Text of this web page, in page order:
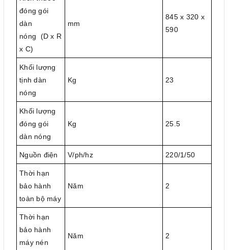
đóng gói
dàn
nóng (D x R
x C)
mm
845 x 320 x
590
Khối lượng
tịnh dàn
nóng
Kg 23
Khối lượng
đóng gói
dàn nóng
Kg 25.5
Nguồn điện V/ph/hz 220/1/50
Thời hạn
bảo hành
toàn bộ máy
Năm 2
Thời hạn
bảo hành
máy nén
Năm 2